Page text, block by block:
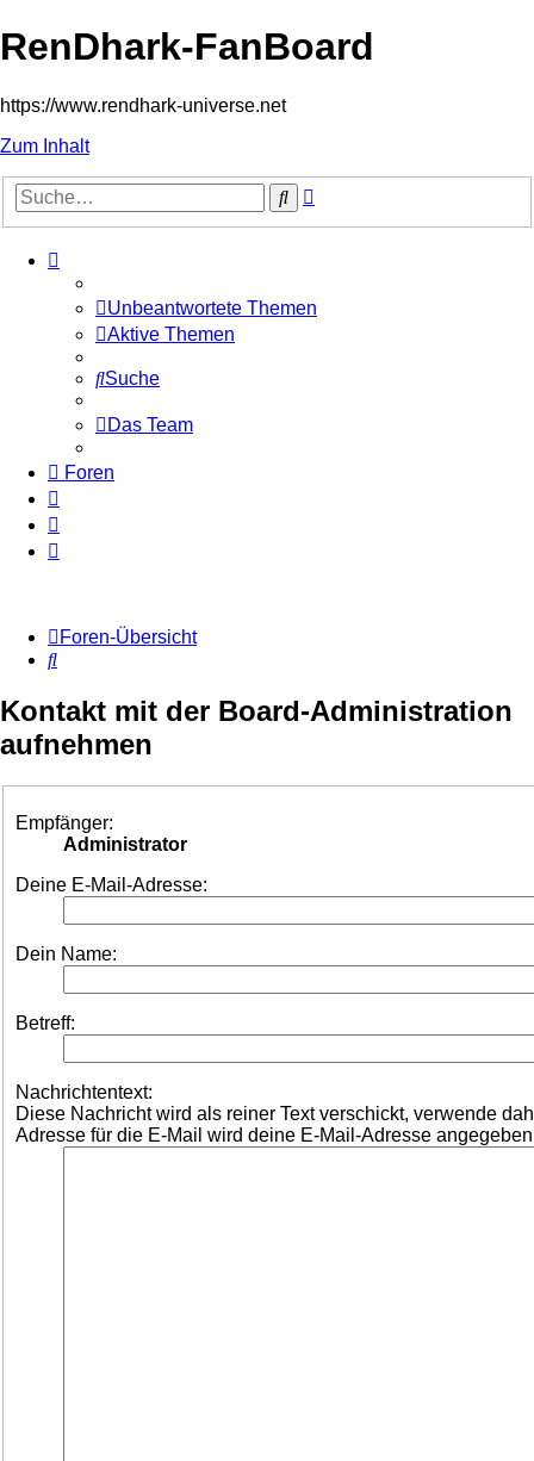
RenDhark-FanBoard
https://www.rendhark-universe.net
Zum Inhalt
Suche
Unbeantwortete Themen
Aktive Themen
Suche
Das Team
Foren
Foren-Übersicht
Suche
Kontakt mit der Board-Administration
aufnehmen
Empfänger:
Administrator
Deine E-Mail-Adresse:
Dein Name:
Betreff:
Nachrichtentext:
Diese Nachricht wird als reiner Text verschickt, verwende
Adresse für die E-Mail wird deine E-Mail-Adresse